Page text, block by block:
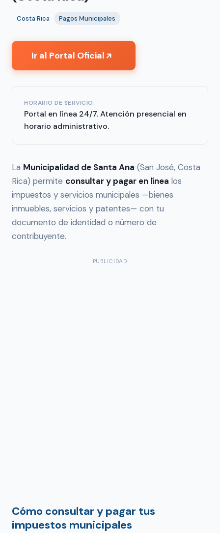
Costa Rica Pagos Municipales
Ir al Portal Oficial↗
HORARIO DE SERVICIO:
Portal en línea 24/7. Atención presencial en
horario administrativo.
La Municipalidad de Santa Ana (San José, Costa
Rica) permite consultar y pagar en línea los
impuestos y servicios municipales —bienes
inmuebles, servicios y patentes— con tu
documento de identidad o número de
contribuyente.
PUBLICIDAD
Cómo consultar y pagar tus
impuestos municipales